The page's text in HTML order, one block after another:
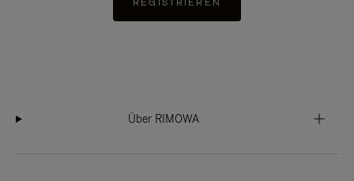
REGISTRIEREN
Über RIMOWA